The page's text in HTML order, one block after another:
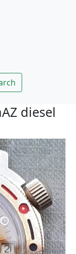
Rechercher
diesel